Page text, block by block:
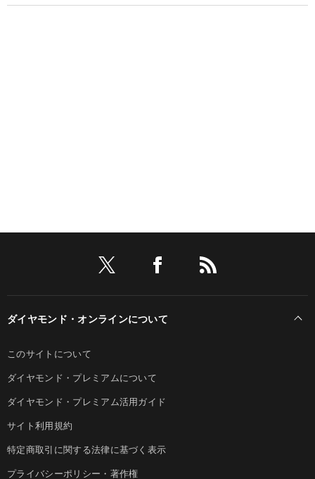
ダイヤモンド・オンラインについて
このサイトについて
ダイヤモンド・プレミアムについて
ダイヤモンド・プレミアム活用ガイド
サイト利用規約
特定商取引に関する法律に基づく表示
プライバシーポリシー・著作権